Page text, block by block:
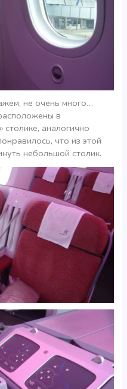
не очень много…
в
аналогично
что из этой
небольшой столик.